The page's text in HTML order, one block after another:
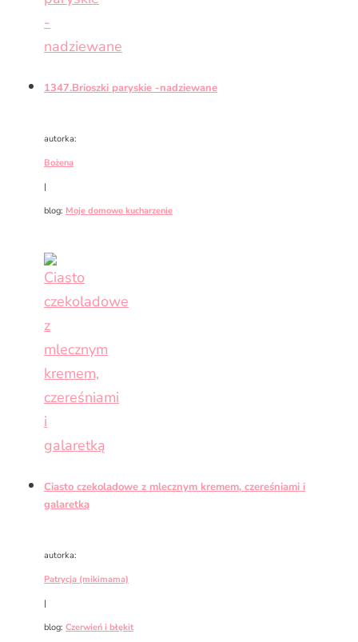
1347.Brioszki paryskie -nadziewane
autorka:
Bożena
|
blog: Moje domowe kucharzenie
Ciasto czekoladowe z mlecznym kremem, czereśniami i
galaretką
autorka:
Patrycja (mikimama)
|
blog: Czerwień i błękit